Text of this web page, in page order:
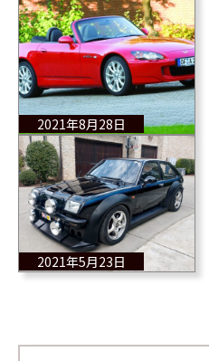
2021年8月28日
2021年5月23日